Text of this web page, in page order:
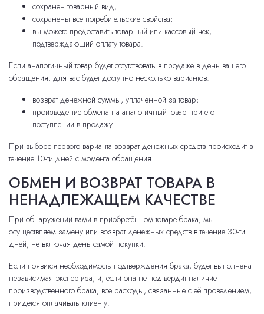
сохранён товарный вид;
сохранены все потребительские свойства;
вы можете предоставить товарный или кассовый чек,
подтверждающий оплату товара.
Если аналогичный товар будет отсутствовать в продаже в день вашего
обращения, для вас будет доступно несколько вариантов:
возврат денежной суммы, уплаченной за товар;
произведение обмена на аналогичный товар при его
поступлении в продажу.
При выборе первого варианта возврат денежных средств происходит в
течение 10-ти дней с момента обращения.
ОБМЕН И ВОЗВРАТ ТОВАРА В
НЕНАДЛЕЖАЩЕМ КАЧЕСТВЕ
При обнаружении вами в приобретённом товаре брака, мы
осуществляем замену или возврат денежных средств в течение 30-ти
дней, не включая день самой покупки.
Если появится необходимость подтверждения брака, будет выполнена
независимая экспертиза, и, если она не подтвердит наличие
производственного брака, все расходы, связанные с её проведением,
придётся оплачивать клиенту.